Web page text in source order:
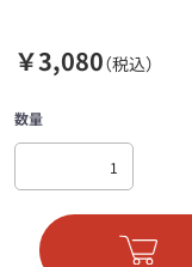
￥3,080（税込）
数量